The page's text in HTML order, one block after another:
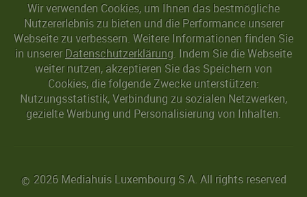
Wir verwenden Cookies, um Ihnen das bestmögliche
Nutzererlebnis zu bieten und die Performance unserer
Webseite zu verbessern. Weitere Informationen finden Sie
in unserer Datenschutzerklärung. Indem Sie die Webseite
weiter nutzen, akzeptieren Sie das Speichern von
Cookies, die folgende Zwecke unterstützen:
Nutzungsstatistik, Verbindung zu sozialen Netzwerken,
gezielte Werbung und Personalisierung von Inhalten.
© 2026 Mediahuis Luxembourg S.A. All rights reserved